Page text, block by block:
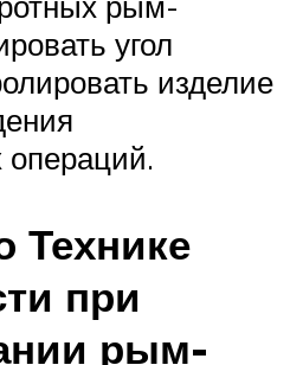
угол
изделие
операций.
Технике
при
рым-